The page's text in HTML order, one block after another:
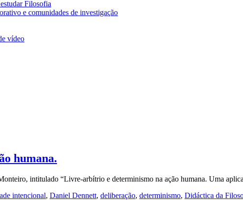
Filosofia
e comunidades de investigação
vídeo
humana.
intitulado “Livre-arbítrio e determinismo na ação humana. Uma
intencional, Daniel Dennett, deliberação, determinismo, Didáctica da